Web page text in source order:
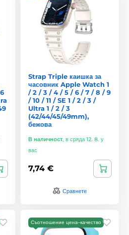
Strap Triple каишка за
часовник Apple Watch 1
/ 2 / 3 / 4 / 5 / 6 / 7 / 8 / 9
/ 10 / 11 / SE 1 / 2 / 3 /
Ultra 1 / 2 / 3
(42/44/45/49mm),
бежова
В наличност, в сряда 12. 8. у
вас
7,74 €
Сравнете
Съотношение цена–качество